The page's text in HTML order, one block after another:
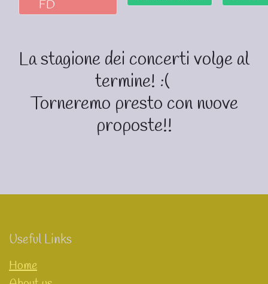
FD
La stagione dei concerti volge al
termine! :(
Torneremo presto con nuove
proposte!!
Useful Links
Home